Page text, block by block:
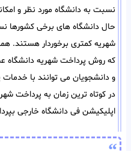
نسبت به دانشگاه مورد نظر و
حال دانشگاه های برخی کشورها
شهریه کمتری برخوردار هستند.
که روش پرداخت شهریه دانشگاه
و دانشجویان می توانند با
در کوتاه ترین زمان به پرداخت
اپلیکیشن فی دانشگاه خارجی